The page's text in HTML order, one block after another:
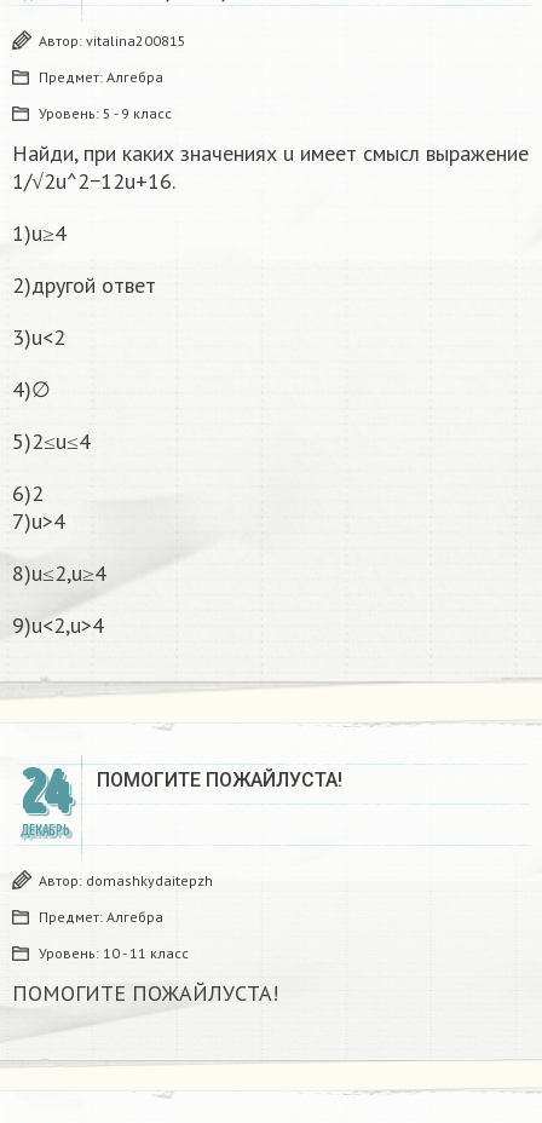
Автор: vitalina200815
Предмет: Алгебра
Уровень: 5 - 9 класс
Найди, при каких значениях u имеет смысл выражение
1/√2u^2−12u+16.
1)u≥4
2)другой ответ
3)u<2
4)∅
5)2≤u≤4
6)2
7)u>4
8)u≤2,u≥4
9)u<2,u>4
24
ДЕКАБРЬ
ПОМОГИТЕ ПОЖАЙЛУСТА!
Автор: domashkydaitepzh
Предмет: Алгебра
Уровень: 10 - 11 класс
ПОМОГИТЕ ПОЖАЙЛУСТА!